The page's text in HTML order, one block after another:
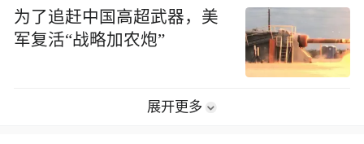
为了追赶中国高超武器，美
军复活“战略加农炮”
展开更多